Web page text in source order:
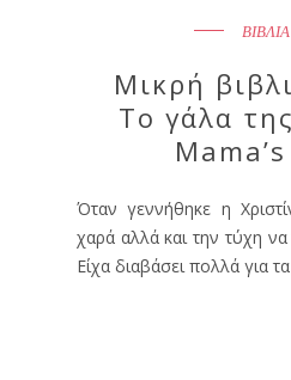
ΒΙΒΛΙΑ
Μικρή
Το γάλα
Όταν γεννήθηκε η
χαρά αλλά και την τύχη
Είχα διαβάσει πολλά για τα